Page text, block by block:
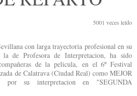
5001 veces leído
con larga trayectoria profesional en su
de Profesora de Interpretacion, ha sido
de la pelicula, en el 6º Festival
de Calatrava (Ciudad Real) como MEJOR
por su interpretacion en "SEGUNDA